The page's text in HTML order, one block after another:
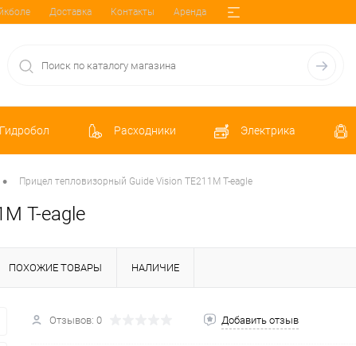
Доставка Контакты Аренда
Гидробол Расходники Электрика
• Прицел тепловизорный Guide Vision TE211M T-eagle
T-eagle
ПОХОЖИЕ ТОВАРЫ НАЛИЧИЕ
Отзывов: 0 Добавить отзыв